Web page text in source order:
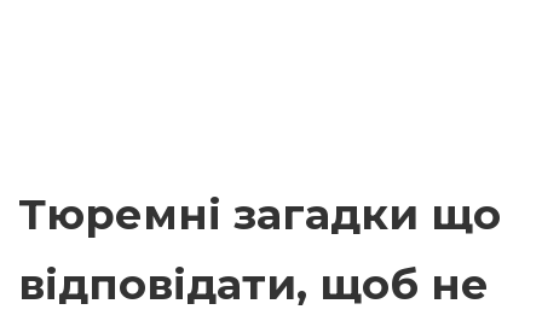
Тюремні загадки що
відповідати, щоб не